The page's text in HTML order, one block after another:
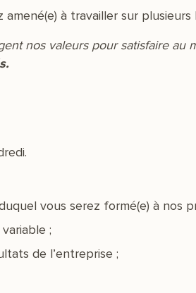
à travailler sur
nos valeurs pour satisfaire au
vous serez formé(e) à nos
;
de l’entreprise ;